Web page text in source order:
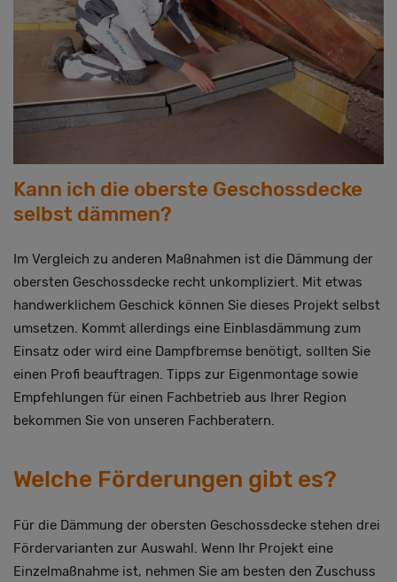
Kann ich die oberste Geschossdecke
selbst dämmen?
Im Vergleich zu anderen Maßnahmen ist die Dämmung der
obersten Geschossdecke recht unkompliziert. Mit etwas
handwerklichem Geschick können Sie dieses Projekt selbst
umsetzen. Kommt allerdings eine Einblasdämmung zum
Einsatz oder wird eine Dampfbremse benötigt, sollten Sie
einen Profi beauftragen. Tipps zur Eigenmontage sowie
Empfehlungen für einen Fachbetrieb aus Ihrer Region
bekommen Sie von unseren Fachberatern.
Welche Förderungen gibt es?
Für die Dämmung der obersten Geschossdecke stehen drei
Fördervarianten zur Auswahl. Wenn Ihr Projekt eine
Einzelmaßnahme ist, nehmen Sie am besten den Zuschuss